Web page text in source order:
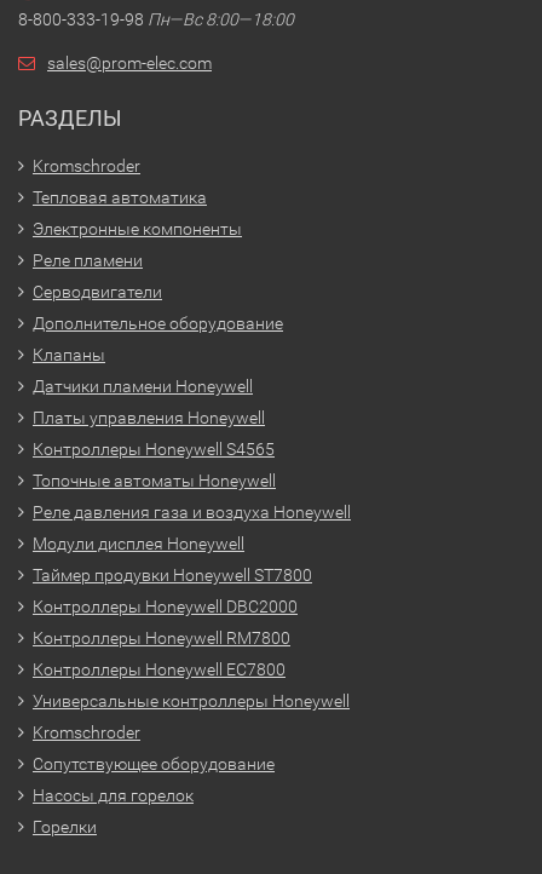
8-800-333-19-98 Пн—Вс 8:00—18:00
sales@prom-elec.com
РАЗДЕЛЫ
Kromschroder
Тепловая автоматика
Электронные компоненты
Реле пламени
Серводвигатели
Дополнительное оборудование
Клапаны
Датчики пламени Honeywell
Платы управления Honeywell
Контроллеры Honeywell S4565
Топочные автоматы Honeywell
Реле давления газа и воздуха Honeywell
Модули дисплея Honeywell
Таймер продувки Honeywell ST7800
Контроллеры Honeywell DBC2000
Контроллеры Honeywell RM7800
Контроллеры Honeywell EC7800
Универсальные контроллеры Honeywell
Kromschroder
Сопутствующее оборудование
Насосы для горелок
Горелки